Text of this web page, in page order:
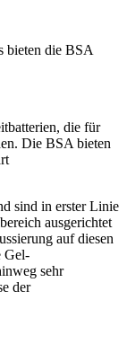
bieten die BSA
die für
Die BSA bieten
sind in erster Linie
ausgerichtet
auf diesen
Gel-
sehr
der